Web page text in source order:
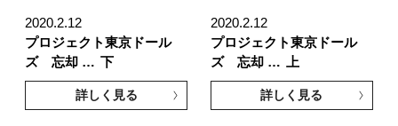
2020.2.12
プロジェクト東京ドール
ズ 忘却 … 下
詳しく見る
2020.2.12
プロジェクト東京ドール
ズ 忘却 …
上
詳しく見る